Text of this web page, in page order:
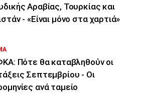
Αραβίας, Τουρκίας και
- «Είναι μόνο στα χαρτιά»
Πότε θα καταβληθούν οι
Σεπτεμβρίου - Οι
ανά ταμείο